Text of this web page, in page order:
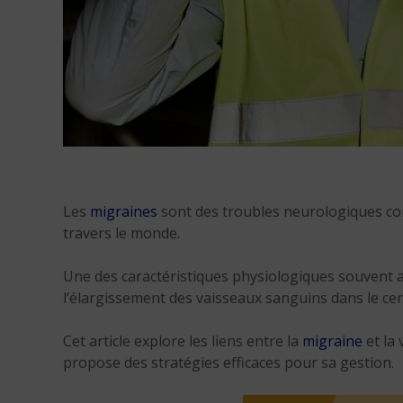
Les migraines sont des troubles neurologiques
travers le monde.
Une des caractéristiques physiologiques souvent
l’élargissement des vaisseaux sanguins dans le
Cet article explore les liens entre la migraine et la
propose des stratégies efficaces pour sa gestion.